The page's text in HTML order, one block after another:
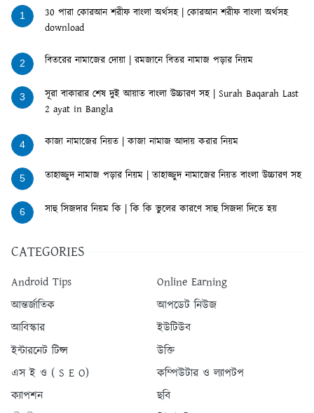
1
30 পারা কোরআন শরীফ বাংলা অর্থসহ | কোরআন শরীফ বাংলা অর্থসহ
download
2 বিতরের নামাজের দোয়া | রমজানে বিতর নামাজ পড়ার নিয়ম
3
সূরা বাকারার শেষ দুই আয়াত বাংলা উচ্চারণ সহ | Surah Baqarah Last
2 ayat in Bangla
4 কাজা নামাজের নিয়ত | কাজা নামাজ আদায় করার নিয়ম
5 তাহাজ্জুদ নামাজ পড়ার নিয়ম | তাহাজ্জুদ নামাজের নিয়ত বাংলা উচ্চারণ সহ
6 সাহু সিজদার নিয়ম কি | কি কি ভুলের কারণে সাহু সিজদা দিতে হয়
CATEGORIES
Android Tips
Online Earning
আন্তর্জাতিক
আপডেট নিউজ
আবিস্কার
ইউটিউব
ইন্টারনেট টিপ্স
উক্তি
এস ই ও ( S E O)
কম্পিউটার ও ল্যাপটপ
ক্যাপশন
ছবি